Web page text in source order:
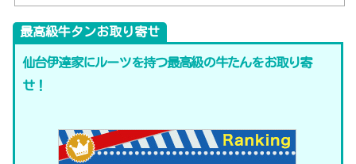
最高級牛タンお取り寄せ
仙台伊達家にルーツを持つ最高級の牛たんをお取り寄
せ！